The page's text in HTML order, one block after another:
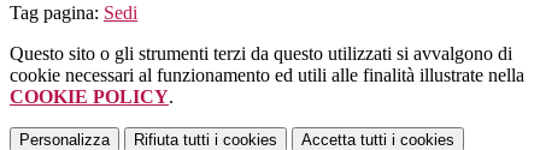
Tag pagina: Sedi
Questo sito o gli strumenti terzi da questo utilizzati si avvalgono di
cookie necessari al funzionamento ed utili alle finalità illustrate nella
COOKIE POLICY.
Personalizza Rifiuta tutti i cookies Accetta tutti i cookies